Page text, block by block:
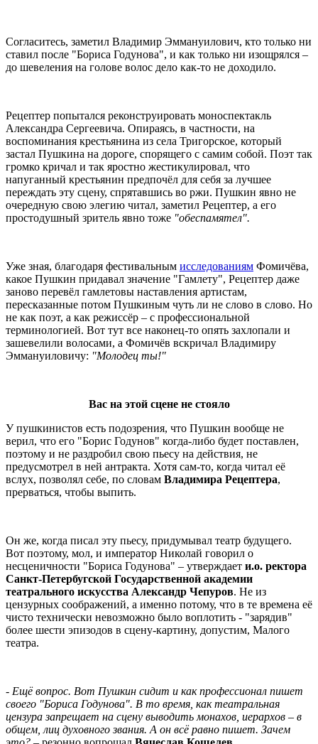
Согласитесь, заметил Владимир Эммануилович, кто только ни
ставил после "Бориса Годунова", и как только ни изощрялся –
до шевеления на голове волос дело как-то не доходило.
Рецептер попытался реконструировать моноспектакль
Александра Сергеевича. Опираясь, в частности, на
воспоминания крестьянина из села Тригорское, который
застал Пушкина на дороге, спорящего с самим собой. Поэт так
громко кричал и так яростно жестикулировал, что
напуганный крестьянин предпочёл для себя за лучшее
переждать эту сцену, спрятавшись во ржи. Пушкин явно не
очередную свою элегию читал, заметил Рецептер, а его
простодушный зритель явно тоже "обеспамятел".
Уже зная, благодаря фестивальным исследованиям Фомичёва,
какое Пушкин придавал значение "Гамлету", Рецептер даже
заново перевёл гамлетовы наставления артистам,
пересказанные потом Пушкиным чуть ли не слово в слово. Но
не как поэт, а как режиссёр – с профессиональной
терминологией. Вот тут все наконец-то опять захлопали и
зашевелили волосами, а Фомичёв вскричал Владимиру
Эммануиловичу: "Молодец ты!"
Вас на этой сцене не стояло
У пушкинистов есть подозрения, что Пушкин вообще не
верил, что его "Борис Годунов" когда-либо будет поставлен,
поэтому и не раздробил свою пьесу на действия, не
предусмотрел в ней антракта. Хотя сам-то, когда читал её
вслух, позволял себе, по словам Владимира Рецептера,
прерваться, чтобы выпить.
Он же, когда писал эту пьесу, придумывал театр будущего.
Вот поэтому, мол, и император Николай говорил о
несценичности "Бориса Годунова" – утверждает и.о. ректора
Санкт-Петербугской Государственной академии
театрального искусства Александр Чепуров. Не из
цензурных соображений, а именно потому, что в те времена её
чисто технически невозможно было воплотить - "зарядив"
более шести эпизодов в сцену-картину, допустим, Малого
театра.
- Ещё вопрос. Вот Пушкин сидит и как профессионал пишет
своего "Бориса Годунова". В то время, как театральная
цензура запрещает на сцену выводить монахов, иерархов – в
общем, лиц духовного звания. А он всё равно пишет. Зачем